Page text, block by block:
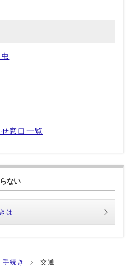
窓口一覧
ない
は
手続き 交通